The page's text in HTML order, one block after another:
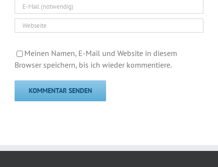
Meinen Namen, E-Mail und Website in diesem
Browser speichern, bis ich wieder kommentiere.